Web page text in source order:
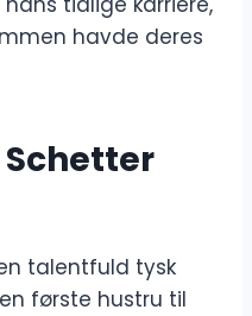
havde deres
talentfuld tysk
første hustru til